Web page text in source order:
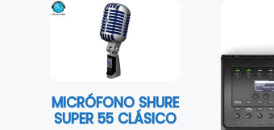
MICRÓFONO SHURE
SUPER 55 CLÁSICO